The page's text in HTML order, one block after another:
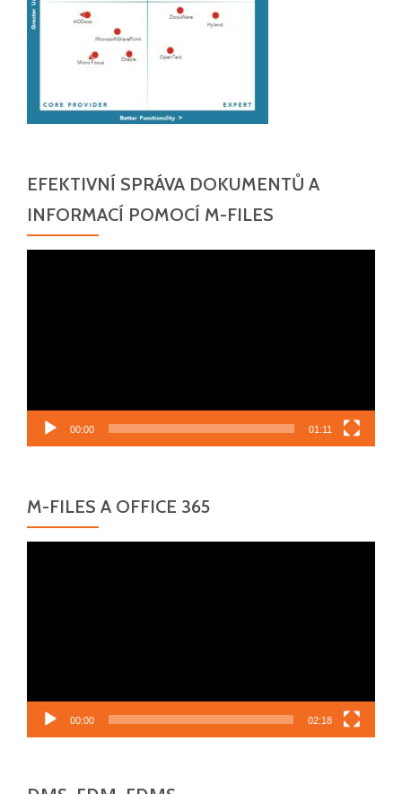
EFEKTIVNÍ SPRÁVA DOKUMENTŮ A
INFORMACÍ POMOCÍ M-FILES
00:00 01:11
M-FILES A OFFICE 365
00:00 02:18